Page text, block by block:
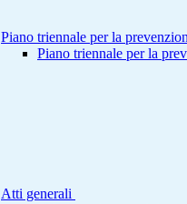
Piano triennale per la
Piano triennale per la
Atti generali